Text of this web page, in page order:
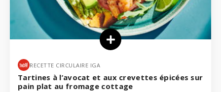
RECETTE CIRCULAIRE IGA
Tartines à l’avocat et aux crevettes épicées sur
pain plat au fromage cottage